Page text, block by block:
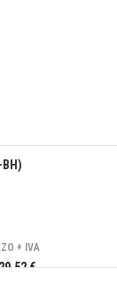
BH)
+ IVA
€